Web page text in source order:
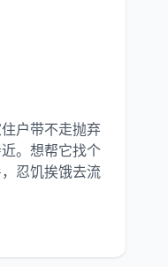
户带不走抛弃
。想帮它找个
忍饥挨饿去流